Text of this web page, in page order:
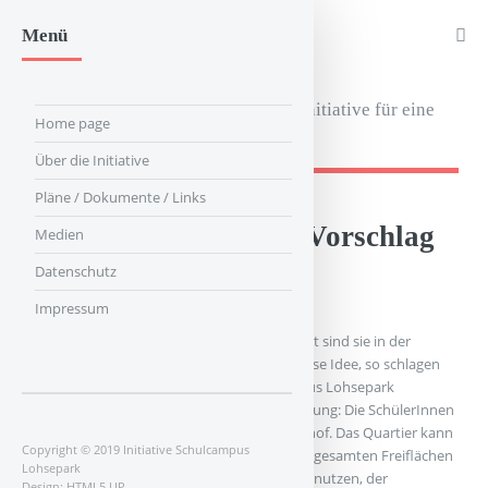
Schulcampus LohseparkQuartiersinitiative für eine
gute Schule
Unser Win-Win-Win-Vorschlag
In Linz werden sie schon gebaut, in Frankfurt sind sie in der
Planung: Wohnungen über einer Schule. Diese Idee, so schlagen
wir vor, sollte man auch für den Schulcampus Lohsepark
verfolgen. Denn es ist eine Win-Win-Win-Lösung: Die SchülerInnen
haben einen vollständig ebenerdigen Schulhof. Das Quartier kann
nicht nur Räumlichkeiten, sondern auch die gesamten Freiflächen
nach Schulschluss und am Wochenende mitnutzen, der
Menü
Home page
Über die Initiative
Pläne / Dokumente / Links
Medien
Datenschutz
Impressum
Copyright © 2019 Initiative Schulcampus
Lohsepark